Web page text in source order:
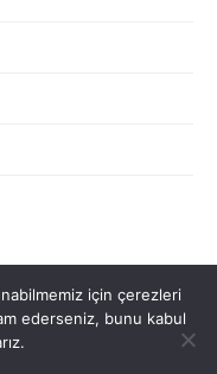
Hakkımızda
için çerezleri
ederseniz, bunu kabul